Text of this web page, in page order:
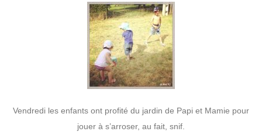
Vendredi les enfants ont profité du jardin de Papi et Mamie pour
jouer à s’arroser, au fait, snif.